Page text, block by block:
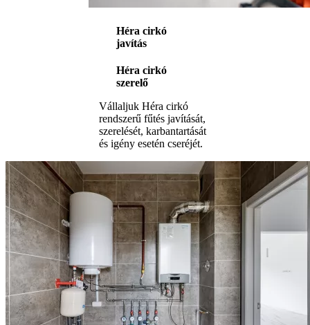
Héra cirkó
javítás
Héra cirkó
szerelő
Vállaljuk Héra cirkó
rendszerű fűtés javítását,
szerelését, karbantartását
és igény esetén cseréjét.